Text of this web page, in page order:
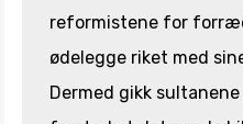
reformistene for
ødelegge riket med
Dermed gikk